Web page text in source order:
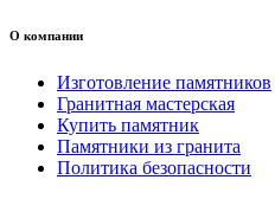
О компании
Изготовление памятников
Гранитная мастерская
Купить памятник
Памятники из гранита
Политика безопасности